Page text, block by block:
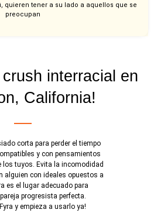
quieren tener a su lado a aquellos que se
preocupan
interracial en
California!
corta para perder el tiempo
y con pensamientos
los tuyos. Evita la incomodidad
alguien con ideales opuestos a
es el lugar adecuado para
progresista perfecta.
y empieza a usarlo ya!